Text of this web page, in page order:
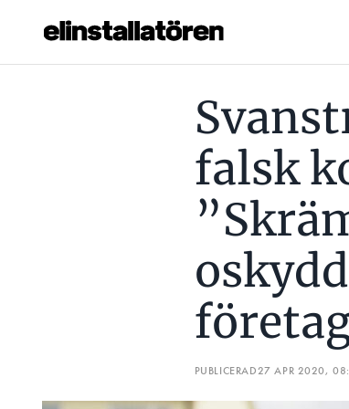
Hantera prenumeration
Läs E-tidningen
Personuppgifter
falsk
PUBLICERAD27 APR 2020,
SVANSTRÖM DRABBAD AV FALSK KONKURS: